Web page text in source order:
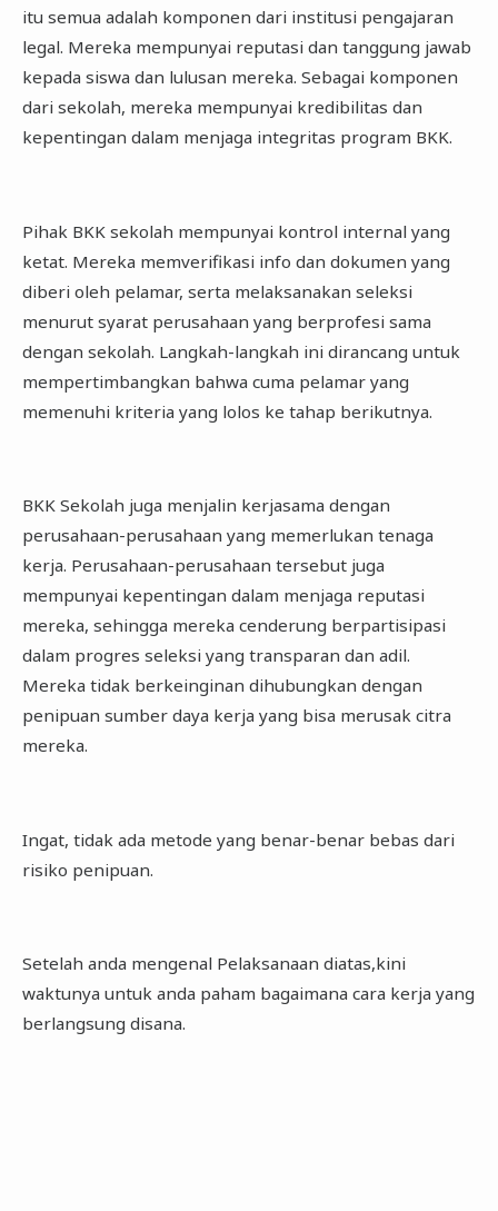
itu semua adalah komponen dari institusi pengajaran
legal. Mereka mempunyai reputasi dan tanggung jawab
kepada siswa dan lulusan mereka. Sebagai komponen
dari sekolah, mereka mempunyai kredibilitas dan
kepentingan dalam menjaga integritas program BKK.
Pihak BKK sekolah mempunyai kontrol internal yang
ketat. Mereka memverifikasi info dan dokumen yang
diberi oleh pelamar, serta melaksanakan seleksi
menurut syarat perusahaan yang berprofesi sama
dengan sekolah. Langkah-langkah ini dirancang untuk
mempertimbangkan bahwa cuma pelamar yang
memenuhi kriteria yang lolos ke tahap berikutnya.
BKK Sekolah juga menjalin kerjasama dengan
perusahaan-perusahaan yang memerlukan tenaga
kerja. Perusahaan-perusahaan tersebut juga
mempunyai kepentingan dalam menjaga reputasi
mereka, sehingga mereka cenderung berpartisipasi
dalam progres seleksi yang transparan dan adil.
Mereka tidak berkeinginan dihubungkan dengan
penipuan sumber daya kerja yang bisa merusak citra
mereka.
Ingat, tidak ada metode yang benar-benar bebas dari
risiko penipuan.
Setelah anda mengenal Pelaksanaan diatas,kini
waktunya untuk anda paham bagaimana cara kerja yang
berlangsung disana.